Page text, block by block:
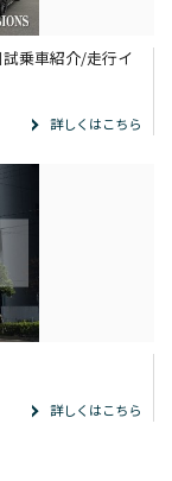
試乗車紹介/走行イ
詳しくはこちら
詳しくはこちら